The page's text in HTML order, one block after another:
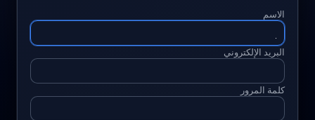
الاسم
البريد الإلكتروني
كلمة المرور